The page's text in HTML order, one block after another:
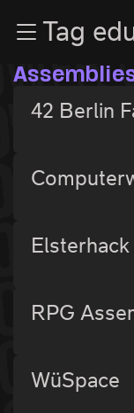
Zum InhaltTag
42 Berlin
Elsterhack
RPG
WüSpace